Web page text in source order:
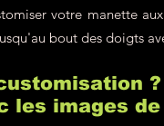
votre manette
bout des doigts
les images